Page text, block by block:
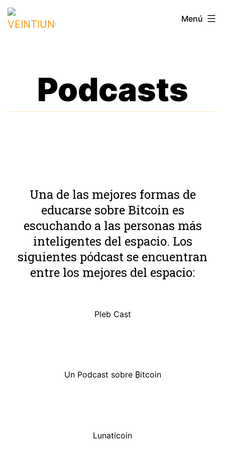
Saltar
VEINTIUNO Menú
Podcasts
Una de las mejores formas de
educarse sobre Bitcoin es
escuchando a las personas más
inteligentes del espacio. Los
siguientes pódcast se encuentran
entre los mejores del espacio:
Pleb Cast
Un Podcast sobre ₿itcoin
Lunaticoin